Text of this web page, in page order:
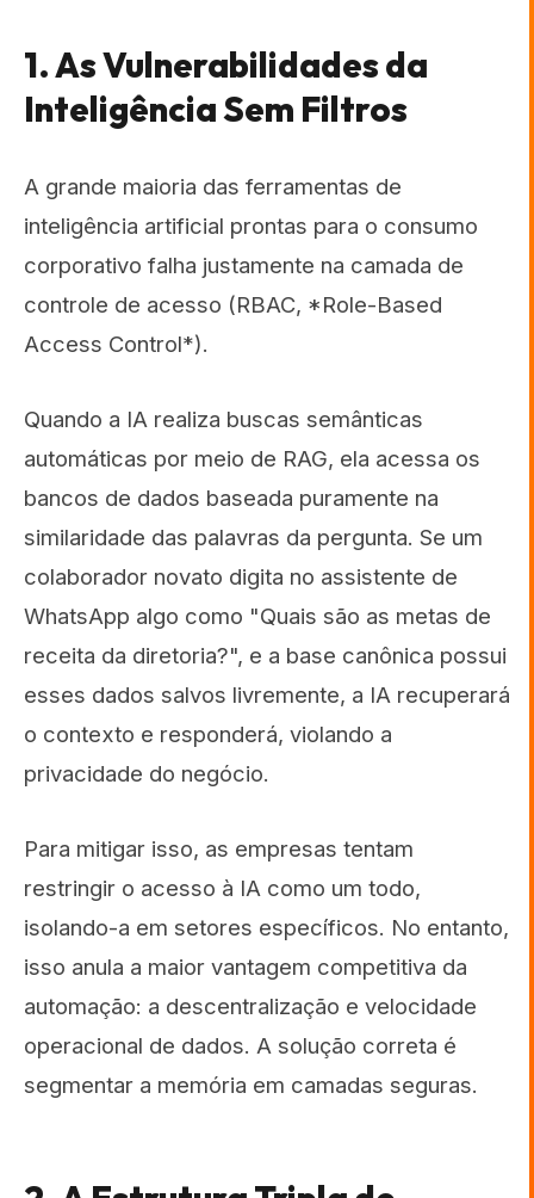
1. As Vulnerabilidades da
Inteligência Sem Filtros
A grande maioria das ferramentas de
inteligência artificial prontas para o consumo
corporativo falha justamente na camada de
controle de acesso (RBAC, *Role-Based
Access Control*).
Quando a IA realiza buscas semânticas
automáticas por meio de RAG, ela acessa os
bancos de dados baseada puramente na
similaridade das palavras da pergunta. Se um
colaborador novato digita no assistente de
WhatsApp algo como "Quais são as metas de
receita da diretoria?", e a base canônica possui
esses dados salvos livremente, a IA recuperará
o contexto e responderá, violando a
privacidade do negócio.
Para mitigar isso, as empresas tentam
restringir o acesso à IA como um todo,
isolando-a em setores específicos. No entanto,
isso anula a maior vantagem competitiva da
automação: a descentralização e velocidade
operacional de dados. A solução correta é
segmentar a memória em camadas seguras.